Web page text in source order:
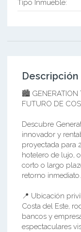
Tipo Inmueble:
Descripción
🏙️ GENERATION
FUTURO DE
Descubre
innovador y
proyectada para
hotelero de lujo,
corto o largo
retorno inmediato.
📍 Ubicación
Costa del Este,
bancos y
espectaculares